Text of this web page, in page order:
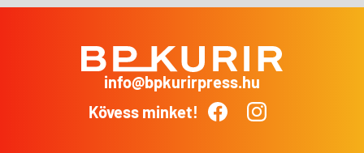
info@bpkurirpress.hu
Kövess minket!